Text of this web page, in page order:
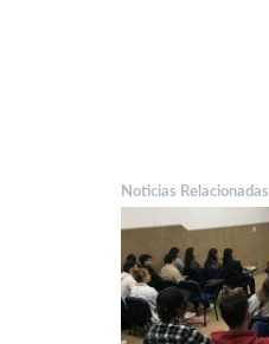
Noticias Relacionadas